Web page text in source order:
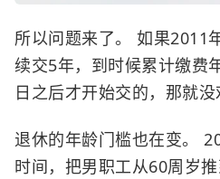
所以问题来了。 如果2011
续交5年，到时候累计缴费
日之后才开始交的，那就
退休的年龄门槛也在变。
时间，把男职工从60周岁